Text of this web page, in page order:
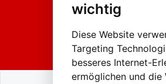
wichtig
Diese Website
Targeting
besseres Internet-
ermöglichen und die